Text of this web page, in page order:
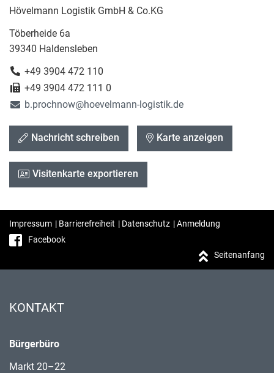
Hövelmann Logistik GmbH & Co.KG
Töberheide 6a
39340 Haldensleben
+49 3904 472 110
+49 3904 472 111 0
b.prochnow@hoevelmann-logistik.de
Nachricht schreiben Karte anzeigen
Visitenkarte exportieren
Impressum | Barrierefreiheit | Datenschutz |Anmeldung
Facebook
Seitenanfang
KONTAKT
Bürgerbüro
Markt 20–22